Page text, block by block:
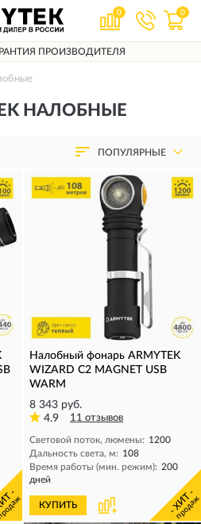
0 0
ПРОИЗВОДИТЕЛЯ
НАЛОБНЫЕ
ПОПУЛЯРНЫЕ
-
Налобный фонарь ARMYTEK
WIZARD C2 MAGNET USB
WARM
8 343 руб.
4.9
11 отзывов
Световой поток, люмены: 1200
Дальность света, м: 108
Время работы (мин. режим): 200
дней
КУПИТЬ - ХИТ -
продаж